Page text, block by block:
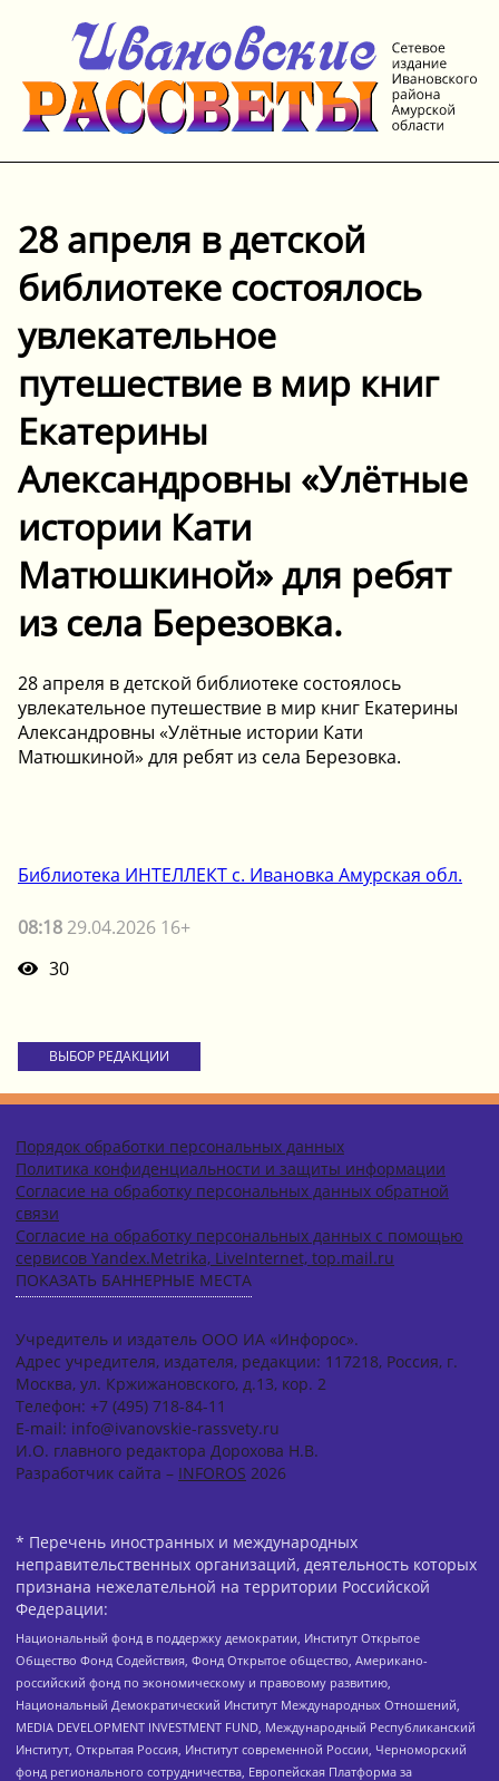
28 апреля в детской
библиотеке состоялось
увлекательное
путешествие в мир книг
Екатерины
Александровны «Улётные
истории Кати
Матюшкиной» для ребят
из села Березовка.
28 апреля в детской библиотеке состоялось
увлекательное путешествие в мир книг Екатерины
Александровны «Улётные истории Кати
Матюшкиной» для ребят из села Березовка.
Библиотека ИНТЕЛЛЕКТ с. Ивановка Амурская обл.
08:18 29.04.2026 16+
30
ВЫБОР РЕДАКЦИИ
Порядок обработки персональных данных
Политика конфиденциальности и защиты информации
Согласие на обработку персональных данных обратной
связи
Согласие на обработку персональных данных с помощью
сервисов Yandex.Metrika, LiveInternet, top.mail.ru
ПОКАЗАТЬ БАННЕРНЫЕ МЕСТА
Учредитель и издатель ООО ИА «Инфорос».
Адрес учредителя, издателя, редакции: 117218, Россия, г.
Москва, ул. Кржижановского, д.13, кор. 2
Телефон: +7 (495) 718-84-11
E-mail: info@ivanovskie-rassvety.ru
И.О. главного редактора Дорохова Н.В.
Разработчик сайта – INFOROS 2026
* Перечень иностранных и международных
неправительственных организаций, деятельность которых
признана нежелательной на территории Российской
Федерации:
Национальный фонд в поддержку демократии, Институт Открытое
Общество Фонд Содействия, Фонд Открытое общество, Американо-
российский фонд по экономическому и правовому развитию,
Национальный Демократический Институт Международных Отношений,
MEDIA DEVELOPMENT INVESTMENT FUND, Международный Республиканский
Институт, Открытая Россия, Институт современной России, Черноморский
фонд регионального сотрудничества, Европейская Платформа за